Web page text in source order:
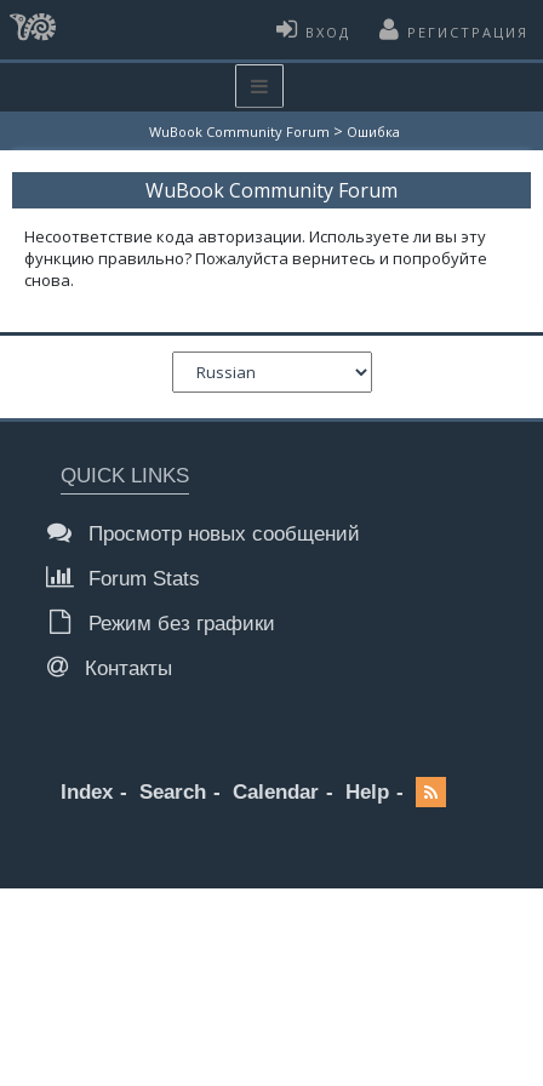
ВХОД РЕГИСТРАЦИЯ
WuBook Community Forum > Ошибка
WuBook Community Forum
Несоответствие кода авторизации. Используете ли вы эту
функцию правильно? Пожалуйста вернитесь и попробуйте
снова.
QUICK LINKS
Просмотр новых сообщений
Forum Stats
Режим без графики
Контакты
Index Search Calendar Help